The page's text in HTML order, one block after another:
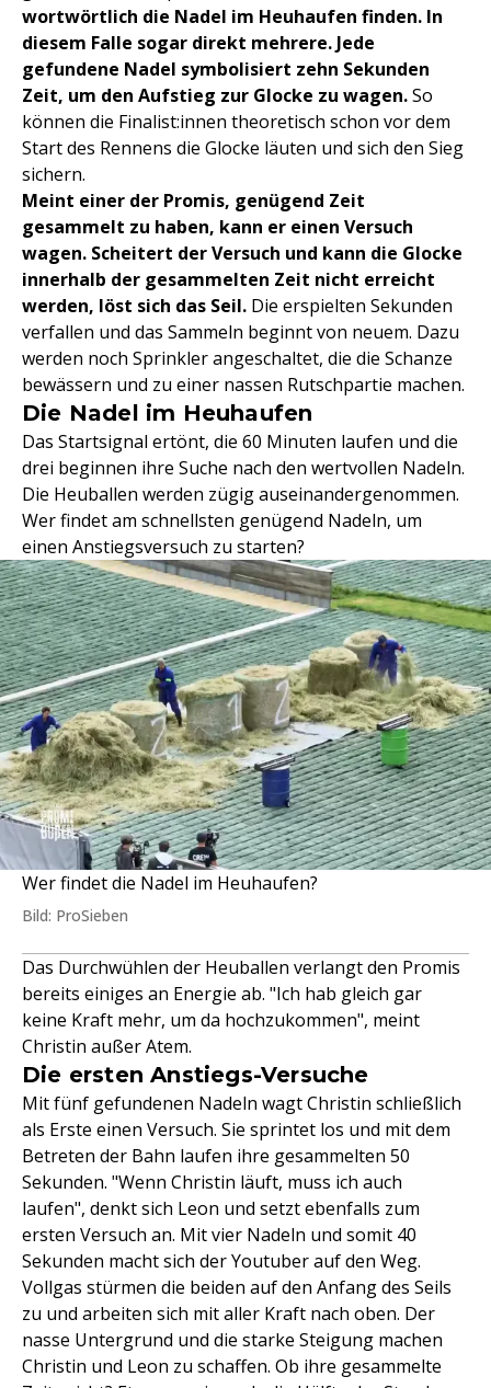
wortwörtlich die Nadel im Heuhaufen finden. In
diesem Falle sogar direkt mehrere. Jede
gefundene Nadel symbolisiert zehn Sekunden
Zeit, um den Aufstieg zur Glocke zu wagen.So
können die Finalist:innen theoretisch schon vor dem
Start des Rennens die Glocke läuten und sich den Sieg
sichern.
Meint einer der Promis, genügend Zeit
gesammelt zu haben, kann er einen Versuch
wagen. Scheitert der Versuch und kann die Glocke
innerhalb der gesammelten Zeit nicht erreicht
werden, löst sich das Seil. Die erspielten Sekunden
verfallen und das Sammeln beginnt von neuem. Dazu
werden noch Sprinkler angeschaltet, die die Schanze
bewässern und zu einer nassen Rutschpartie machen.
Die Nadel im Heuhaufen
Das Startsignal ertönt, die 60 Minuten laufen und die
drei beginnen ihre Suche nach den wertvollen Nadeln.
Die Heuballen werden zügig auseinandergenommen.
Wer findet am schnellsten genügend Nadeln, um
einen Anstiegsversuch zu starten?
Wer findet die Nadel im Heuhaufen?
Bild: ProSieben
Das Durchwühlen der Heuballen verlangt den Promis
bereits einiges an Energie ab. "Ich hab gleich gar
keine Kraft mehr, um da hochzukommen", meint
Christin außer Atem.
Die ersten Anstiegs-Versuche
Mit fünf gefundenen Nadeln wagt Christin schließlich
als Erste einen Versuch. Sie sprintet los und mit dem
Betreten der Bahn laufen ihre gesammelten 50
Sekunden. "Wenn Christin läuft, muss ich auch
laufen", denkt sich Leon und setzt ebenfalls zum
ersten Versuch an. Mit vier Nadeln und somit 40
Sekunden macht sich der Youtuber auf den Weg.
Vollgas stürmen die beiden auf den Anfang des Seils
zu und arbeiten sich mit aller Kraft nach oben. Der
nasse Untergrund und die starke Steigung machen
Christin und Leon zu schaffen. Ob ihre gesammelte